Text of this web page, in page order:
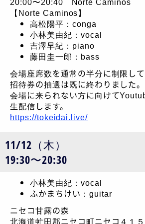
【Norte Caminos】
高松陽平：conga
小林美由紀：vocal
吉澤早紀：piano
藤田圭一郎：bass
会場座席数を通常の半分に制限して
招待券の抽選は既に終わりました。
会場に来られない方に向けて
生配信します。
https://tokeidai.live/
11/12（木）
19:30〜20:30
小林美由紀：vocal
ふかまちけい：guitar
ニセコ甘露の森
北海道虻田郡ニセコ町ニセコ４１